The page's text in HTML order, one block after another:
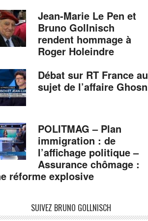
Jean-Marie Le Pen et
Bruno Gollnisch
rendent hommage à
Roger Holeindre
Débat sur RT France au
sujet de l’affaire Ghosn
POLITMAG – Plan
immigration : de
l’affichage politique –
Assurance chômage :
réforme explosive
SUIVEZ BRUNO GOLLNISCH